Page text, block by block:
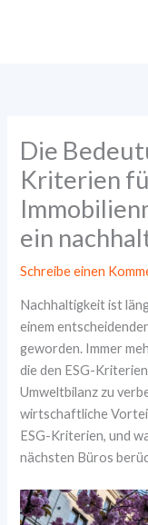
Die
Kriterien
ein
Schreibe einen
Nachhaltigkeit ist
einem
geworden. Immer
die den ESG-
Umweltbilanz zu
wirtschaftliche
ESG-Kriterien, und
nächsten Büros